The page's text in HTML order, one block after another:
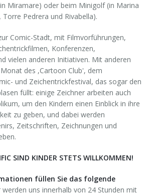
Miramare) oder beim Minigolf (in Marina
Torre Pedrera und Rivabella).
Comic-Stadt, mit Filmvorführungen,
Konferenzen,
vielen anderen Initiativen. Mit anderen
des ,Cartoon Club', dem
und Zeichentrickfestival, das sogar den
füllt: einige Zeichner arbeiten auch
um den Kindern einen Einblick in ihre
zu geben, und dabei werden
Zeitschriften, Zeichnungen und
SIND KINDER STETS WILLKOMMEN!
füllen Sie das folgende
werden uns innerhalb von 24 Stunden mit